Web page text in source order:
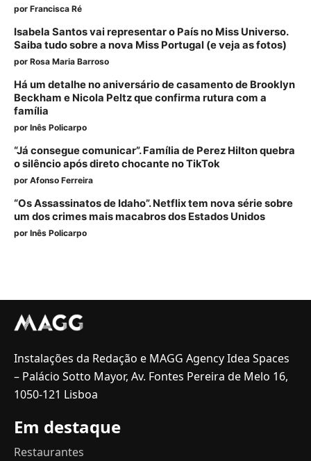
por Francisca Ré
Isabela Santos vai representar o País no Miss Universo.
Saiba tudo sobre a nova Miss Portugal (e veja as fotos)
por Rosa Maria Barroso
Há um detalhe no aniversário de casamento de Brooklyn
Beckham e Nicola Peltz que confirma rutura com a
família
por Inês Policarpo
“Já consegue comunicar”. Família de Perez Hilton quebra
o silêncio após direto chocante no TikTok
por Afonso Ferreira
“Os Assassinatos de Idaho”. Netflix tem nova série sobre
um dos crimes mais macabros dos Estados Unidos
por Inês Policarpo
Instalações da Redação e MAGG Agency Idea Spaces
– Palácio Sotto Mayor, Av. Fontes Pereira de Melo 16,
1050-121 Lisboa
Em destaque
Restaurantes